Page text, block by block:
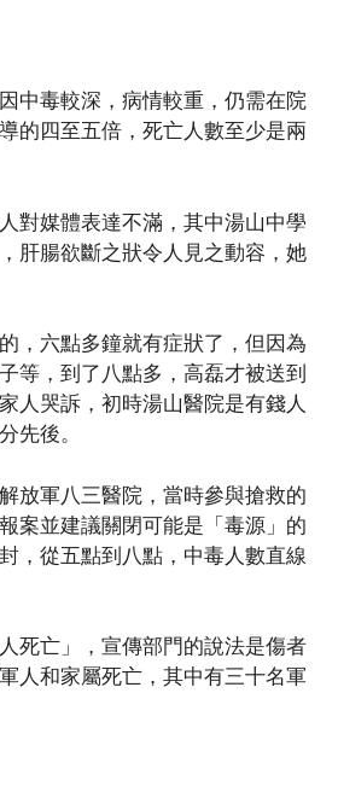
中毒較深，病情較重，仍需在院
的四至五倍，死亡人數至少是兩
對媒體表達不滿，其中湯山中學
肝腸欲斷之狀令人見之動容，她
，六點多鐘就有症狀了，但因為
等，到了八點多，高磊才被送到
人哭訴，初時湯山醫院是有錢人
先後。
放軍八三醫院，當時參與搶救的
案並建議關閉可能是「毒源」的
，從五點到八點，中毒人數直線
死亡」，宣傳部門的說法是傷者
人和家屬死亡，其中有三十名軍